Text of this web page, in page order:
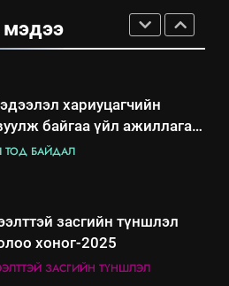
мэдээ
хууль тогтоомж
ТОД БАЙДАЛ
хариуцагчийн
байгаа үйл ажиллагаа,
үйлчилгээ,
буюу үзүүлж байгаа
талаарх
ТОД БАЙДАЛ
засгийн түншлэл
хоног-2025
ЗАСГИЙН ТҮНШЛЭЛ